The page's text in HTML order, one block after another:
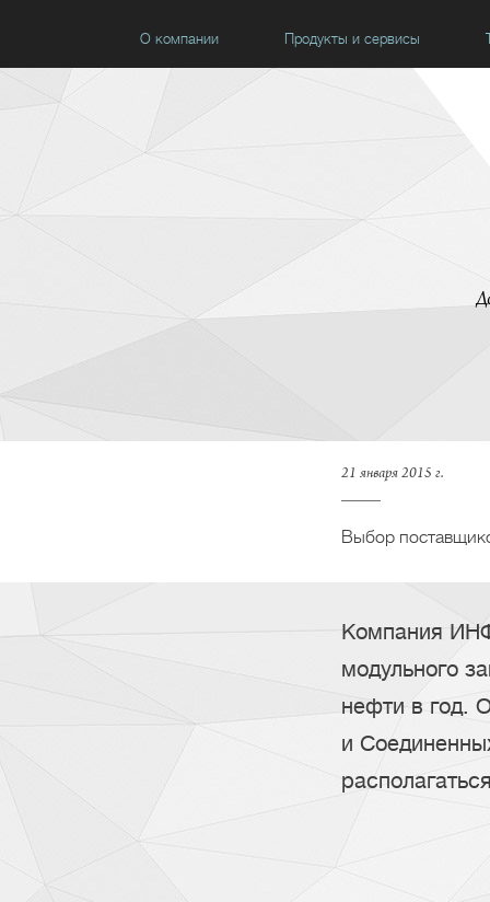
О компании Продукты и сервисы
21 января 2015 г.
Выбор
Компания
модульного
нефти в год.
и